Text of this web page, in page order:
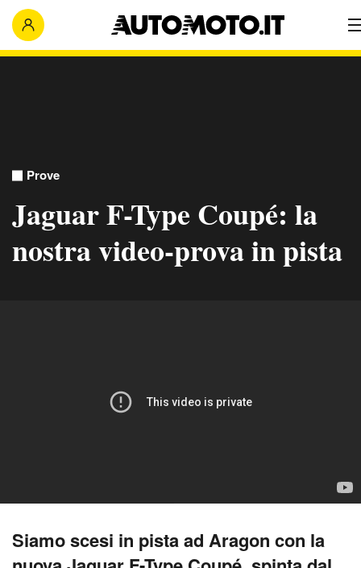
Prove
Jaguar F-Type Coupé: la
nostra video-prova in pista
Siamo scesi in pista ad Aragon con la